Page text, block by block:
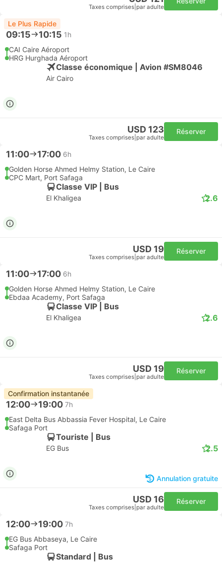
Taxes comprises par adulte
Le Plus Rapide
09:15 10:15 1h
CAI Caire Aéroport
HRG Hurghada Aéroport
Classe économique | Avion #SM8046
Air Cairo
USD 123
Taxes comprises par adulte
Réserver
11:00 17:00 6h
Golden Horse Ahmed Helmy Station, Le Caire
CPC Mart, Port Safaga
Classe VIP | Bus
El Khaligea 2.6
USD 19
Taxes comprises par adulte
Réserver
11:00 17:00 6h
Golden Horse Ahmed Helmy Station, Le Caire
Ebdaa Academy, Port Safaga
Classe VIP | Bus
El Khaligea 2.6
USD 19
Taxes comprises par adulte
Réserver
Confirmation instantanée
12:00 19:00 7h
East Delta Bus Abbassia Fever Hospital, Le Caire
Safaga Port
Touriste | Bus
EG Bus 2.5
Annulation gratuite
USD 16
Taxes comprises par adulte
Réserver
12:00 19:00 7h
EG Bus Abbaseya, Le Caire
Safaga Port
Standard | Bus